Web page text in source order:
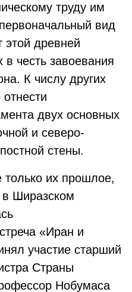
труду им
вид
этой древней
честь завоевания
К числу других
двух основных
и северо-
стены.
только их прошлое,
Ширазском
«Иран и
участие старший
Страны
Нобумаса